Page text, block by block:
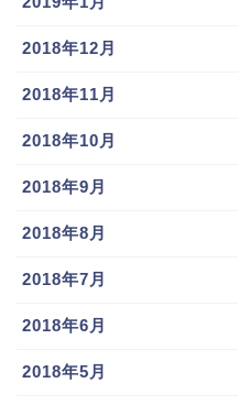
2018年12月
2018年11月
2018年10月
2018年9月
2018年8月
2018年7月
2018年6月
2018年5月